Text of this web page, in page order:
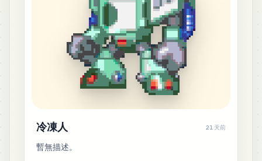
冷凍人 21 天前
暫無描述。